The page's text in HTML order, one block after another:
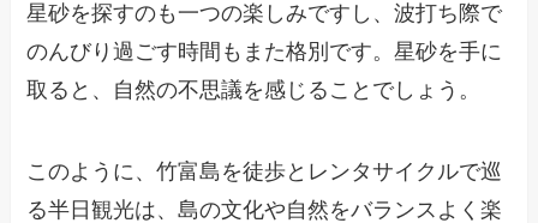
星砂を探すのも一つの楽しみですし、波打ち際で
のんびり過ごす時間もまた格別です。星砂を手に
取ると、自然の不思議を感じることでしょう。
このように、竹富島を徒歩とレンタサイクルで巡
る半日観光は、島の文化や自然をバランスよく楽